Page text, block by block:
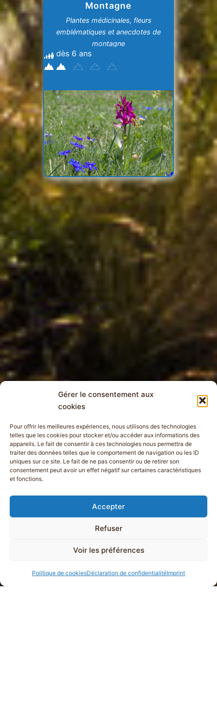
Gérer le consentement aux
cookies
Pour offrir les meilleures expériences, nous utilisons des technologies
telles que les cookies pour stocker et/ou accéder aux informations des
appareils. Le fait de consentir à ces technologies nous permettra de
traiter des données telles que le comportement de navigation ou les ID
uniques sur ce site. Le fait de ne pas consentir ou de retirer son
consentement peut avoir un effet négatif sur certaines caractéristiques
et fonctions.
Accepter
Refuser
Voir les préférences
Politique de cookiesDéclaration de confidentialitéImprint
Montagne
Plantes médicinales, fleurs
emblématiques et anecdotes de
montagne
dès 6 ans